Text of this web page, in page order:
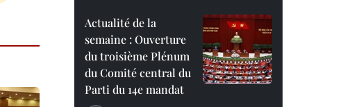
Actualité de la
semaine : Ouverture
du troisième Plénum
du Comité central du
Parti du 14e mandat